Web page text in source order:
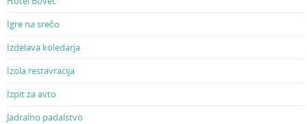
Igre na srečo
Izdelava koledarja
Izola restavracija
Izpit za avto
Jadralno padalstvo